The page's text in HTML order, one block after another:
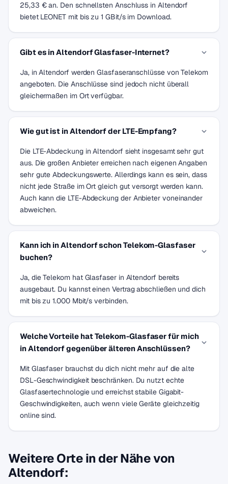
25,33 € an. Den schnellsten Anschluss in Altendorf
bietet LEONET mit bis zu 1 GBit/s im Download.
Gibt es in Altendorf Glasfaser-Internet?
Ja, in Altendorf werden Glasfaseranschlüsse von Telekom
angeboten. Die Anschlüsse sind jedoch nicht überall
gleichermaßen im Ort verfügbar.
Wie gut ist in Altendorf der LTE-Empfang?
Die LTE-Abdeckung in Altendorf sieht insgesamt sehr gut
aus. Die großen Anbieter erreichen nach eigenen Angaben
sehr gute Abdeckungswerte. Allerdings kann es sein, dass
nicht jede Straße im Ort gleich gut versorgt werden kann.
Auch kann die LTE-Abdeckung der Anbieter voneinander
abweichen.
Kann ich in Altendorf schon Telekom-Glasfaser
buchen?
Ja, die Telekom hat Glasfaser in Altendorf bereits
ausgebaut. Du kannst einen Vertrag abschließen und dich
mit bis zu 1.000 Mbit/s verbinden.
Welche Vorteile hat Telekom-Glasfaser für mich
in Altendorf gegenüber älteren Anschlüssen?
Mit Glasfaser brauchst du dich nicht mehr auf die alte
DSL-Geschwindigkeit beschränken. Du nutzt echte
Glasfasertechnologie und erreichst stabile Gigabit-
Geschwindigkeiten, auch wenn viele Geräte gleichzeitig
online sind.
Weitere Orte in der Nähe von
Altendorf: